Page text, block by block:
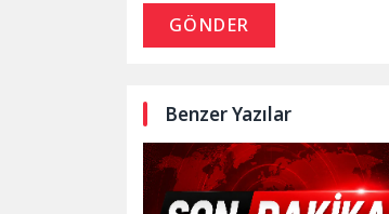
GÖNDER
Benzer Yazılar